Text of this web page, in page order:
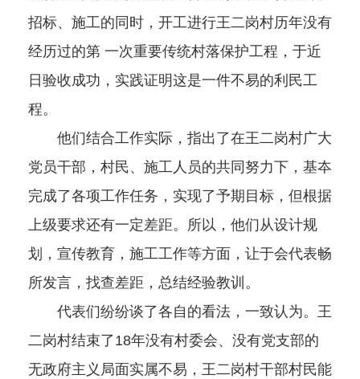
招标、施工的同时，开工进行王二岗村历年没有
经历过的第 一次重要传统村落保护工程，于近
日验收成功，实践证明这是一件不易的利民工
程。
他们结合工作实际，指出了在王二岗村广大
党员干部，村民、施工人员的共同努力下，基夲
完成了各项工作任务，实现了予期目标，但根据
上级要求还有一定差距。所以，他们从设计规
划，宣传教育，施工工作等方面，让于会代表畅
所发言，找查差距，总结经验教训。
代表们纷纷谈了各自的看法，一致认为。王
二岗村结束了18年没有村委会、没有党支部的
无政府主义局面实属不易，王二岗村干部村民能